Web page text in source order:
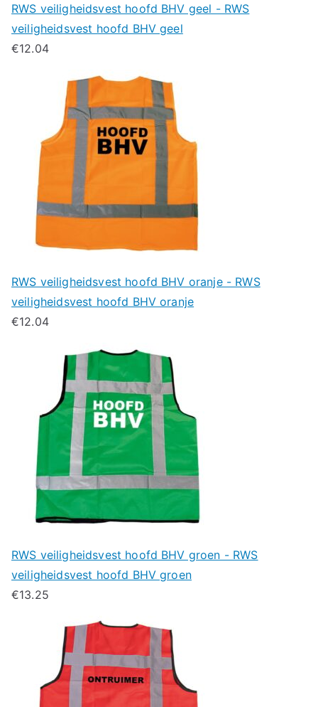
RWS veiligheidsvest hoofd BHV geel - RWS
veiligheidsvest hoofd BHV geel
€12.04
RWS veiligheidsvest hoofd BHV oranje - RWS
veiligheidsvest hoofd BHV oranje
€12.04
RWS veiligheidsvest hoofd BHV groen - RWS
veiligheidsvest hoofd BHV groen
€13.25